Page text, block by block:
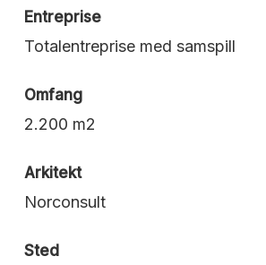
Entreprise
Totalentreprise med samspill
Omfang
2.200 m2
Arkitekt
Norconsult
Sted